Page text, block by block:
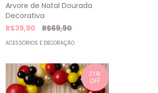
Arvore de Natal Dourada
Decorativa
R$39,90
R$69,90
ACESSÓRIOS E DECORAÇÃO
31%
OFF